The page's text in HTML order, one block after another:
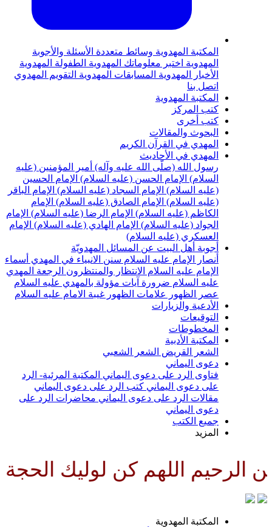
المهدويةوسائط متعددةالأسئلة والأجوبة
اختبر معلوماتك المهدويةالطفولة المهدوية
المهدويةالمسابقات المهدويةالتقويم المهدوي
المهدوية
والمقالات
في القرآن الكريم
في الأحاديث
الله (صلّى الله عليه وآله) أمير المؤمنين (عليه
الإمام الحسن (عليه السلام) الإمام الحسين
الإمام السجاد (عليه السلام) الإمام الباقر
الإمام الصادق (عليه السلام) الإمام
(عليه السلام) الإمام الرضا (عليه السلام) الإمام
(عليه السلام) الإمام الهادي (عليه السلام) الإمام
(عليه السلام)
أهل البيت عن المسائل المهدويّة
الإمام عليه السلامسنن الانبياء في المهديأسماء
عليه السلامالانتظار والمنتظرونالرجعةالمهدي
السلام ضرورة آيات مؤولة بالمهدي عليه السلام
علامات الظهورغيبة الامام عليه السلام
والزيارات
الأدبية
الشعر الشعبي
اليماني
الرد على دعوى اليماني المكتبة المرئية- الرد
دعوى اليماني كتب الرد على دعوى اليماني
الرد على دعوى اليماني محاضرات الرد على
كن لوليك الحجة بن
المهدوية